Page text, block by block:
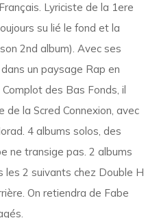
Lyriciste de la 1ere
su lié le fond et la
2nd album). Avec ses
un paysage Rap en
des Bas Fonds, il
la Scred Connexion, avec
4 albums solos, des
ne transige pas. 2 albums
les 2 suivants chez Double H
On retiendra de Fabe